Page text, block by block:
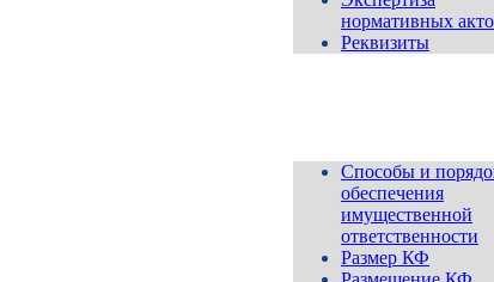
нормативных
Реквизиты
Способы и
обеспечения
имущественной
ответственности
Размер КФ